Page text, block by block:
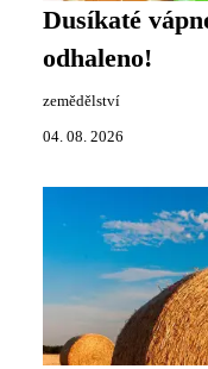
Dusíkaté
odhaleno!
zemědělství
04. 08. 2026